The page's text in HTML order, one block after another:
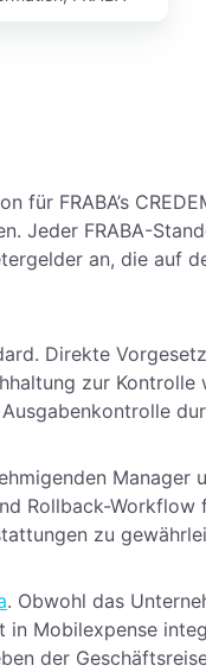
für FRABA’s
Jeder FRABA-
an, die auf
Direkte
zur
Manager
Rollback-Workflow
zu
. Obwohl das
in Mobilexpense
der